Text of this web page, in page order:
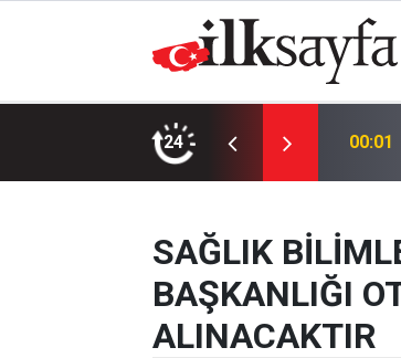
24 00:01
SAĞLIK
BAŞKANLIĞI
ALINACAKTIR